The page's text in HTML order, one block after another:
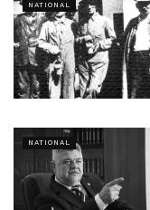
NATIONAL
NATIONAL